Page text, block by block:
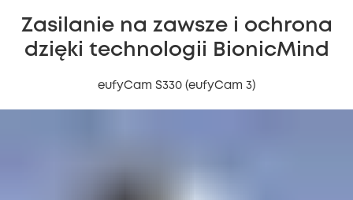
Zasilanie na zawsze i ochrona
dzięki technologii BionicMind
eufyCam S330 (eufyCam 3)